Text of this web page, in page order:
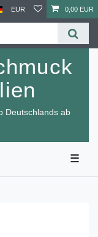
EUR 0,00 EUR
Deutschlands ab
☰